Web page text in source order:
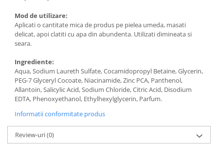
Mod de utilizare:
Aplicati o cantitate mica de produs pe pielea umeda, masati
delicat, apoi clatiti cu apa din abundenta. Utilizati dimineata si
seara.
Ingrediente:
Aqua, Sodium Laureth Sulfate, Cocamidopropyl Betaine, Glycerin,
PEG-7 Glyceryl Cocoate, Niacinamide, Zinc PCA, Panthenol,
Allantoin, Salicylic Acid, Sodium Chloride, Citric Acid, Disodium
EDTA, Phenoxyethanol, Ethylhexylglycerin, Parfum.
Informatii conformitate produs
Review-uri(0)